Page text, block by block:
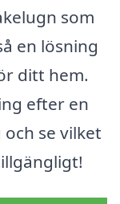
som
en lösning
ditt hem.
efter en
se vilket